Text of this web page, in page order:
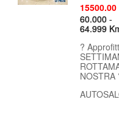
15500.00
60.000 -
64.999
?
NOSTRA